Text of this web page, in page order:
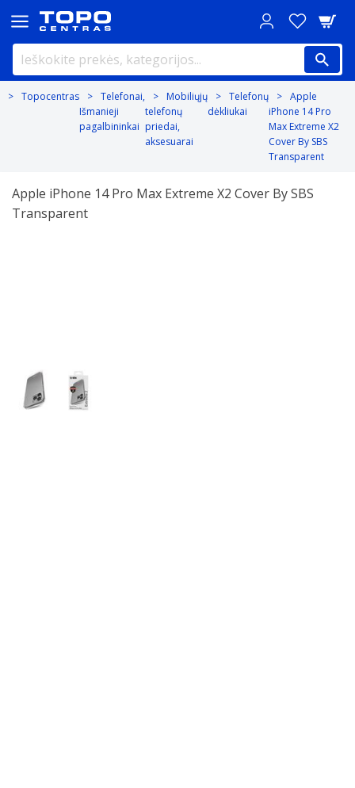
Topocentras
Telefonai,
Išmanieji
pagalbininkai
Mobiliųjų
telefonų
priedai,
aksesuarai
Telefonų
dėkliukai
Apple
iPhone 14 Pro
Max Extreme X2
Cover By SBS
Transparent
Apple iPhone 14 Pro Max Extreme X2 Cover By SBS
Transparent